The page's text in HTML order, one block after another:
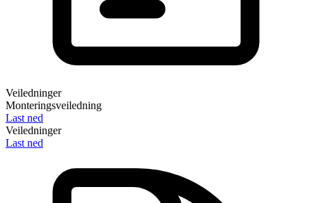
Veiledninger
Monteringsveiledning
Last ned
Veiledninger
Last ned